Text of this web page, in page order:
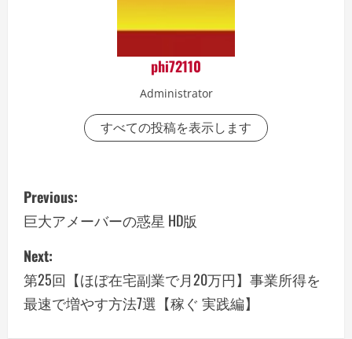
phi72110
Administrator
すべての投稿を表示します
P
o
s
t
n
Previous:
巨大アメーバーの惑星 HD版
Next:
第25回【ほぼ在宅副業で月20万円】事業所得を
最速で増やす方法7選【稼ぐ 実践編】